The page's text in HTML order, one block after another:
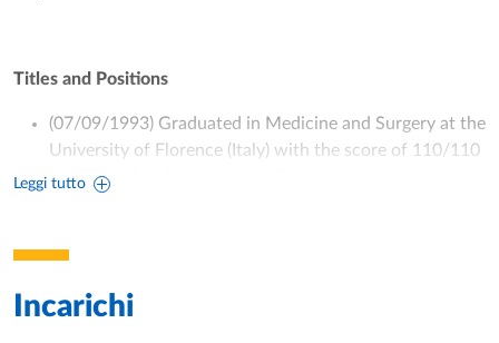
Leggi tutto
Titles and Positions
(07/09/1993) Graduated in Medicine and Surgery at the
University of Florence (Italy) with the score of 110/110
and “first class honors degree”.
“first class honors degree”.
Hematology at the INSERM U463, Nantes (France) on
Incarichi